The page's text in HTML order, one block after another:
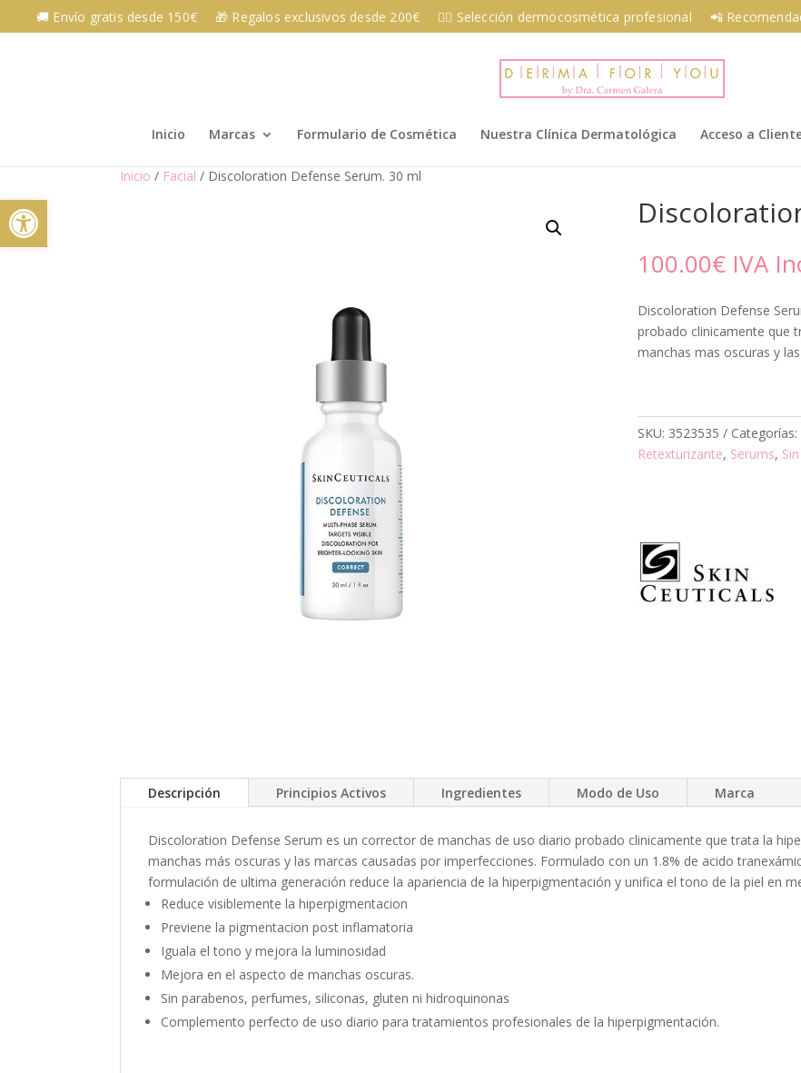
content
Abrir barra de herramientas
🚚 Envío gratis desde 150€ 🎁 Regalos exclusivos desde 200€ 👩‍⚕️ Selección dermocosmética profesional 📲
Inicio Marcas Formulario de Cosmética Nuestra Clínica Dermatológica Acceso a
Inicio / Facial / Discoloration Defense Serum. 30 ml
100.00€ IVA
Discoloration Defense
probado clinicamente que
manchas mas oscuras y
SKU: 3523535 Categorías:
Retexturizante, Serums,
Descripción Principios Activos Ingredientes Modo de Uso Marca
Discoloration Defense Serum es un corrector de manchas de uso diario probado clinicamente que trata la
manchas más oscuras y las marcas causadas por imperfecciones. Formulado con un 1.8% de acido
formulación de ultima generación reduce la apariencia de la hiperpigmentación y unifica el tono de la piel en
Reduce visiblemente la hiperpigmentacion
Previene la pigmentacion post inflamatoria
Iguala el tono y mejora la luminosidad
Mejora en el aspecto de manchas oscuras.
Sin parabenos, perfumes, siliconas, gluten ni hidroquinonas
Complemento perfecto de uso diario para tratamientos profesionales de la hiperpigmentación.